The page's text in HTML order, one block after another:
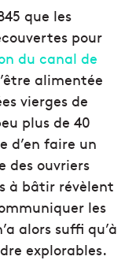
que les
pour
du canal de
alimentée
vierges de
plus de 40
d’en faire un
des ouvriers
à bâtir révèlent
les
alors suffi qu’à
explorables.